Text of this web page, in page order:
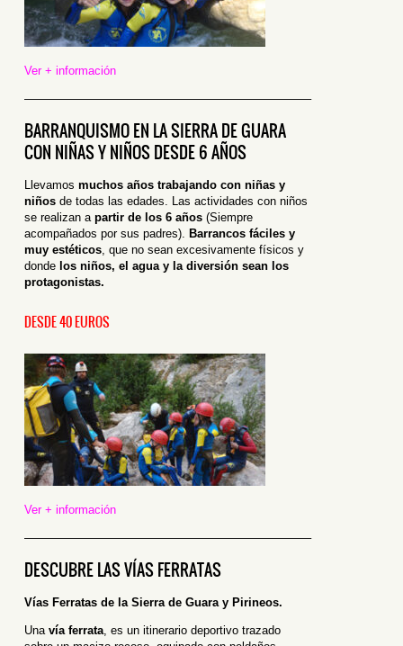
Ver + información
————————————————————————–
BARRANQUISMO EN LA SIERRA DE GUARA
CON NIÑAS Y NIÑOS DESDE 6 AÑOS
Llevamos muchos años trabajando con niñas y
niñosde todas las edades. Las actividades con niños
se realizan a partir de los 6 años(Siempre
acompañados por sus padres). Barrancos fáciles y
muy estéticos, que no sean excesivamente físicos y
donde los niños, el agua y la diversión sean los
protagonistas.
DESDE 40 EUROS
Ver + información
————————————————————————–
DESCUBRE LAS VÍAS FERRATAS
Vías Ferratas de la Sierra de Guara y Pirineos.
Una vía ferrata, es un itinerario deportivo trazado